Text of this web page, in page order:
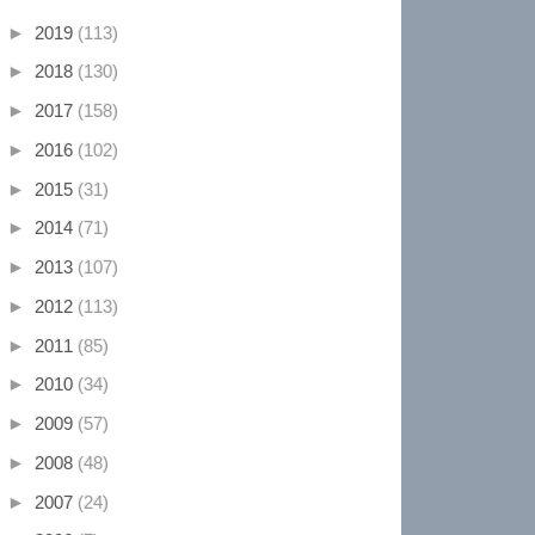
► 2019 (113)
► 2018 (130)
► 2017 (158)
► 2016 (102)
► 2015 (31)
► 2014 (71)
► 2013 (107)
► 2012 (113)
► 2011 (85)
► 2010 (34)
► 2009 (57)
► 2008 (48)
► 2007 (24)